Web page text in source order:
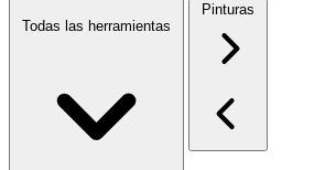
Todas las herramientas
Pinturas